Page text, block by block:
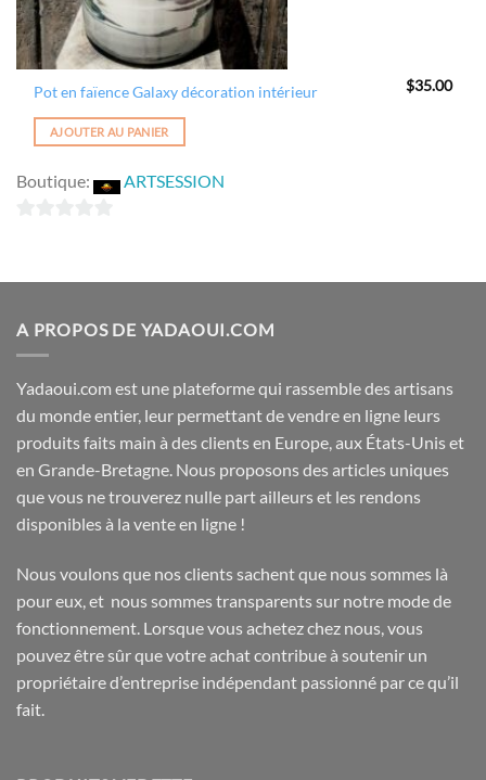
Pot en faïence Galaxy décoration intérieur $35.00
AJOUTER AU PANIER
Boutique: ARTSESSION
5
A PROPOS DE YADAOUI.COM
Yadaoui.com est une plateforme qui rassemble des artisans
du monde entier, leur permettant de vendre en ligne leurs
produits faits main à des clients en Europe, aux États-Unis et
en Grande-Bretagne. Nous proposons des articles uniques
que vous ne trouverez nulle part ailleurs et les rendons
disponibles à la vente en ligne !
Nous voulons que nos clients sachent que nous sommes là
pour eux, et nous sommes transparents sur notre mode de
fonctionnement. Lorsque vous achetez chez nous, vous
pouvez être sûr que votre achat contribue à soutenir un
propriétaire d’entreprise indépendant passionné par ce qu’il
fait.